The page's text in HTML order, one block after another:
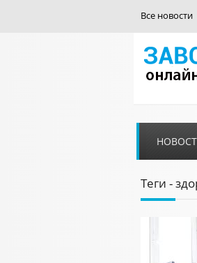
Все новости
Теги -